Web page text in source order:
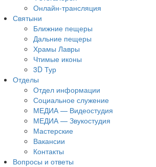
Онлайн-трансляция
Святыни
Ближние пещеры
Дальние пещеры
Храмы Лавры
Чтимые иконы
3D Тур
Отделы
Отдел информации
Социальное служение
МЕДИА — Видеостудия
МЕДИА — Звукостудия
Мастерские
Вакансии
Контакты
Вопросы и ответы